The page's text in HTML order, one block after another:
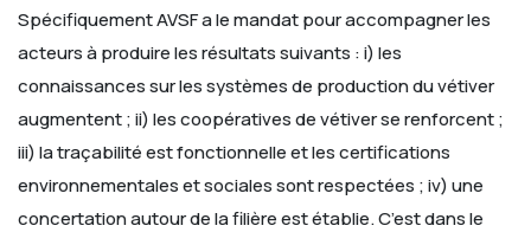
Spécifiquement AVSF a le mandat pour accompagner les
acteurs à produire les résultats suivants : i) les
connaissances sur les systèmes de production du vétiver
augmentent ; ii) les coopératives de vétiver se renforcent ;
iii) la traçabilité est fonctionnelle et les certifications
environnementales et sociales sont respectées ; iv) une
concertation autour de la filière est établie.C’est dans le